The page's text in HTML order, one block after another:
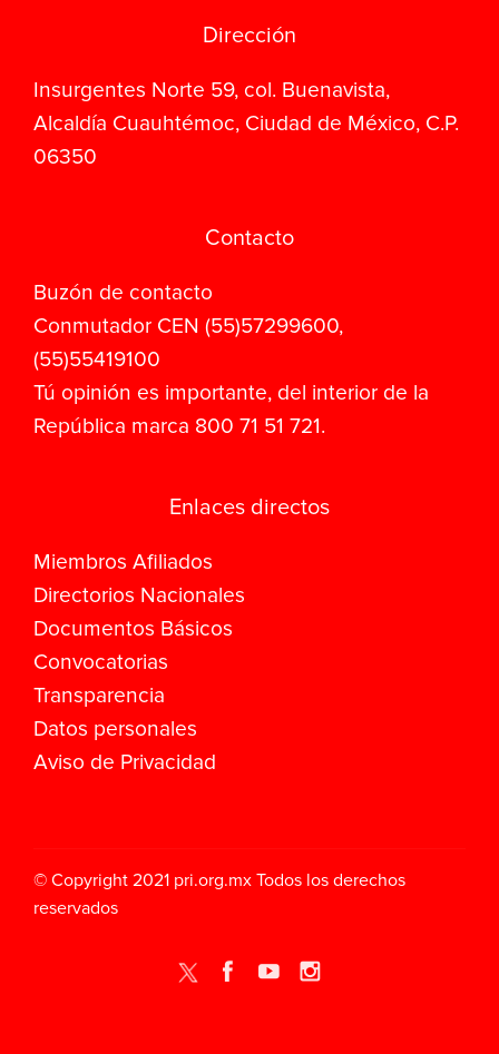
Dirección
Insurgentes Norte 59, col. Buenavista,
Alcaldía Cuauhtémoc, Ciudad de México, C.P.
06350
Contacto
Buzón de contacto
Conmutador CEN (55)57299600,
(55)55419100
Tú opinión es importante, del interior de la
República marca 800 71 51 721.
Enlaces directos
Miembros Afiliados
Directorios Nacionales
Documentos Básicos
Convocatorias
Transparencia
Datos personales
Aviso de Privacidad
© Copyright 2021 pri.org.mx Todos los derechos
reservados